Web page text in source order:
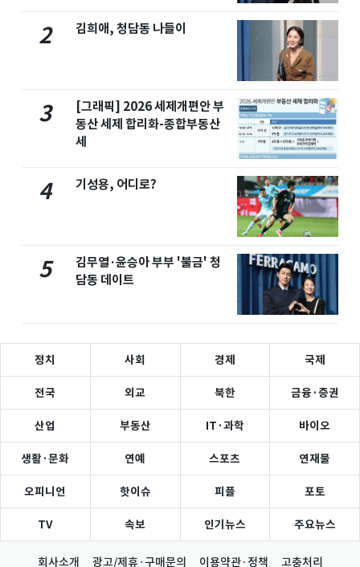
2 김희애, 청담동 나들이
3
[그래픽] 2026 세제개편안 부
동산 세제 합리화-종합부동산
세
4 기성용, 어디로?
5
김무열·윤승아 부부 '불금' 청
담동 데이트
정치 사회 경제 국제
전국 외교 북한 금융·증권
산업 부동산 IT·과학 바이오
생활·문화 연예 스포츠 연재물
오피니언 핫이슈 피플 포토
TV 속보 인기뉴스 주요뉴스
회사소개 광고/제휴·구매문의 이용약관·정책 고충처리